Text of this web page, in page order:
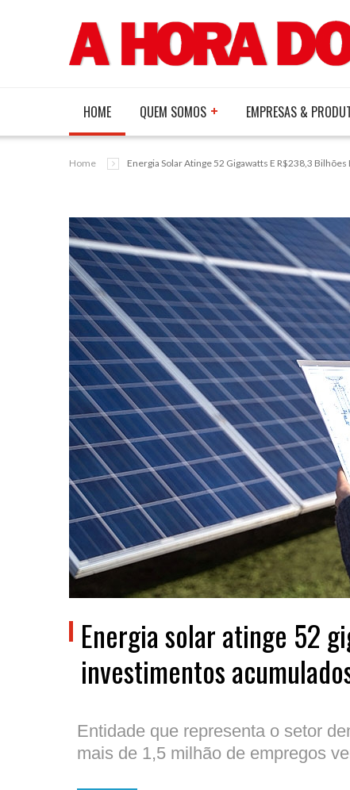
HOME QUEM SOMOS EMPRESAS &
Home Energia Solar Atinge 52 Gigawatts E R$238,3
Energia solar atinge 52
investimentos
Entidade que representa o setor
mais de 1,5 milhão de empregos